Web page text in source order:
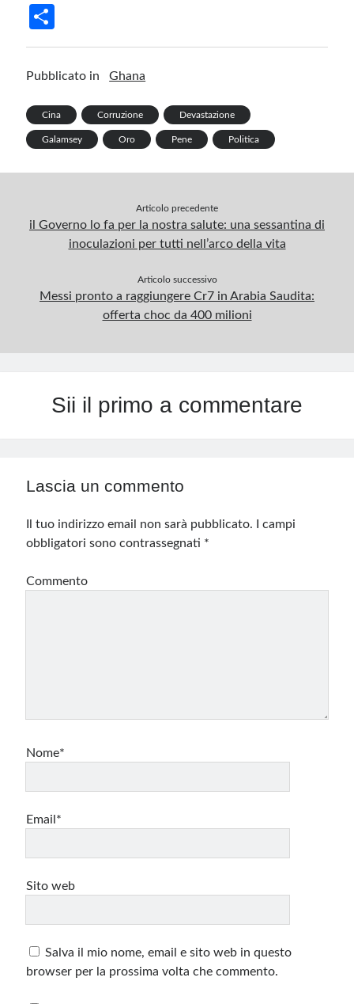
o
k
n
p
p
h
ar
Pubblicato in Ghana
Cina Corruzione Devastazione
Galamsey Oro Pene Politica
Articolo precedente
il Governo lo fa per la nostra salute: una sessantina di
inoculazioni per tutti nell’arco della vita
Articolo successivo
Messi pronto a raggiungere Cr7 in Arabia Saudita:
offerta choc da 400 milioni
Sii il primo a commentare
Lascia un commento
Il tuo indirizzo email non sarà pubblicato.
I campi
obbligatori sono contrassegnati *
Commento
Nome*
Email*
Sito web
Salva il mio nome, email e sito web in questo
browser per la prossima volta che commento.